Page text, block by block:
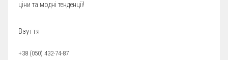
ціни та модні тенденції!
Взуття
+38 (050) 432-74-87